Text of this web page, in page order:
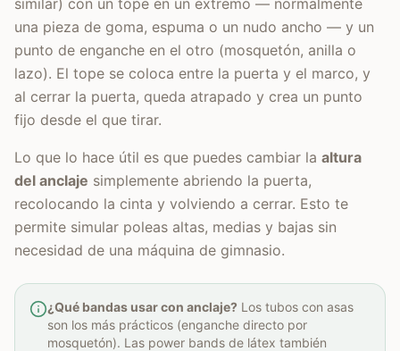
una pieza de goma, espuma o un nudo ancho — y un
punto de enganche en el otro (mosquetón, anilla o
lazo). El tope se coloca entre la puerta y el marco, y
al cerrar la puerta, queda atrapado y crea un punto
fijo desde el que tirar.
Lo que lo hace útil es que puedes cambiar la altura
del anclaje simplemente abriendo la puerta,
recolocando la cinta y volviendo a cerrar. Esto te
permite simular poleas altas, medias y bajas sin
necesidad de una máquina de gimnasio.
¿Qué bandas usar con anclaje? Los tubos con asas
son los más prácticos (enganche directo por
mosquetón). Las power bands de látex también